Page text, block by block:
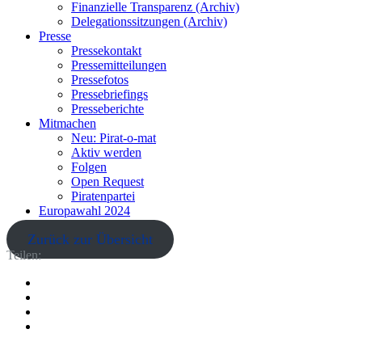
Finanzielle Transparenz (Archiv)
Delegationssitzungen (Archiv)
Presse
Pressekontakt
Pressemitteilungen
Pressefotos
Pressebriefings
Presseberichte
Mitmachen
Neu: Pirat-o-mat
Aktiv werden
Folgen
Open Request
Piratenpartei
Europawahl 2024
Zurück zur Übersicht
Teilen: